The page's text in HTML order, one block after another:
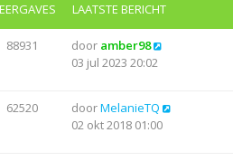
LAATSTE BERICHT
88931 door amber98
03 jul 2023 20:02
62520 doorMelanieTQ
02 okt 2018 01:00